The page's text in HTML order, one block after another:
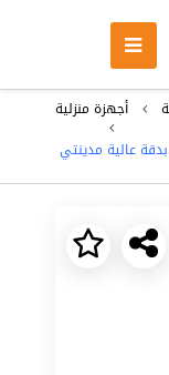
أجهزة منزلية
عالية مدينتي